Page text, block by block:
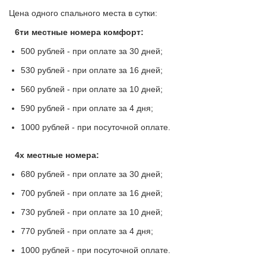
Цена одного спального места в сутки:
6ти местные номера комфорт:
500 рублей - при оплате за 30 дней;
530 рублей - при оплате за 16 дней;
560 рублей - при оплате за 10 дней;
590 рублей - при оплате за 4 дня;
1000 рублей - при посуточной оплате.
4х местные номера:
680 рублей - при оплате за 30 дней;
700 рублей - при оплате за 16 дней;
730 рублей - при оплате за 10 дней;
770 рублей - при оплате за 4 дня;
1000 рублей - при посуточной оплате.